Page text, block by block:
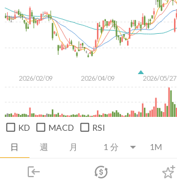
login
市場
日 週 月 1M
2026/02/09 2026/04/09 2026/05/27
KD MACD RSI
推薦卡片 消息面